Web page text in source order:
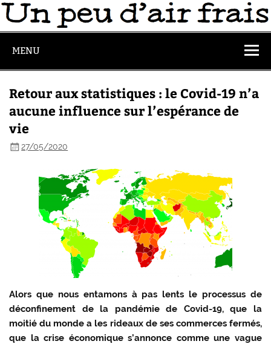
MENU
Retour aux statistiques : le Covid-19 n’a
aucune influence sur l’espérance de
vie
27/05/2020
Alors que nous entamons à pas lents le processus de
déconfinement de la pandémie de Covid-19, que la
moitié du monde a les rideaux de ses commerces fermés,
que la crise économique s’annonce comme une vague